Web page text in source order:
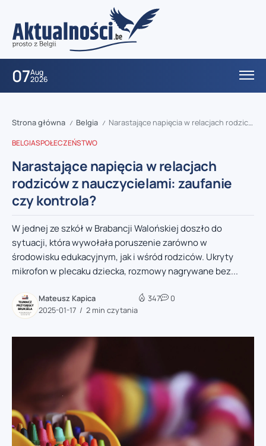
07Aug
2026
Strona główna / Belgia / Narastające napięcia w relacjach rodziców z nauczycielami: zaufanie czy kontrola?
BELGIASPOŁECZEŃSTWO
Narastające napięcia w relacjach
rodziców z nauczycielami: zaufanie
czy kontrola?
W jednej ze szkół w Brabancji Walońskiej doszło do
sytuacji, która wywołała poruszenie zarówno w
środowisku edukacyjnym, jak i wśród rodziców. Ukryty
mikrofon w plecaku dziecka, rozmowy nagrywane bez...
Mateusz Kapica
2025-01-17
2 min czytania
347 0